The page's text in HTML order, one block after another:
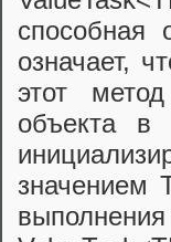
способная
означает,
этот
объекта
значением